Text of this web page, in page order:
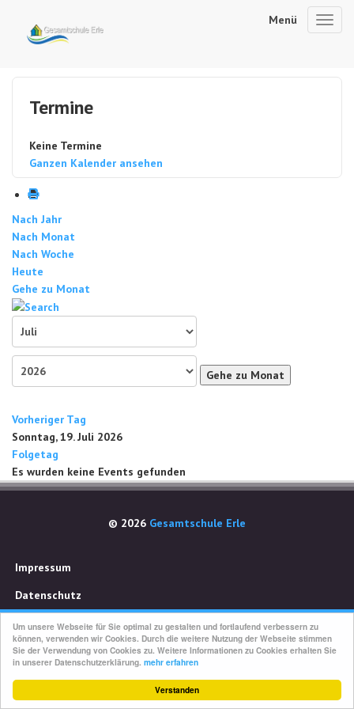
Verstanden
Um unsere Webseite für Sie optimal zu gestalten und fortlaufend verbessern zu
können, verwenden wir Cookies. Durch die weitere Nutzung der Webseite stimmen
Sie der Verwendung von Cookies zu. Weitere Informationen zu Cookies erhalten Sie
in unserer Datenschutzerklärung. mehr erfahren
Menü
Termine
Keine Termine
Ganzen Kalender ansehen
Nach Jahr
Nach Monat
Nach Woche
Heute
Gehe zu Monat
Gehe zu Monat
Vorheriger Tag
Sonntag, 19. Juli 2026
Folgetag
Es wurden keine Events gefunden
© 2026 Gesamtschule Erle
Impressum
Datenschutz